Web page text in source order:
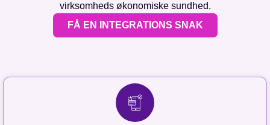
virksomheds økonomiske sundhed.
FÅ EN INTEGRATIONS SNAK